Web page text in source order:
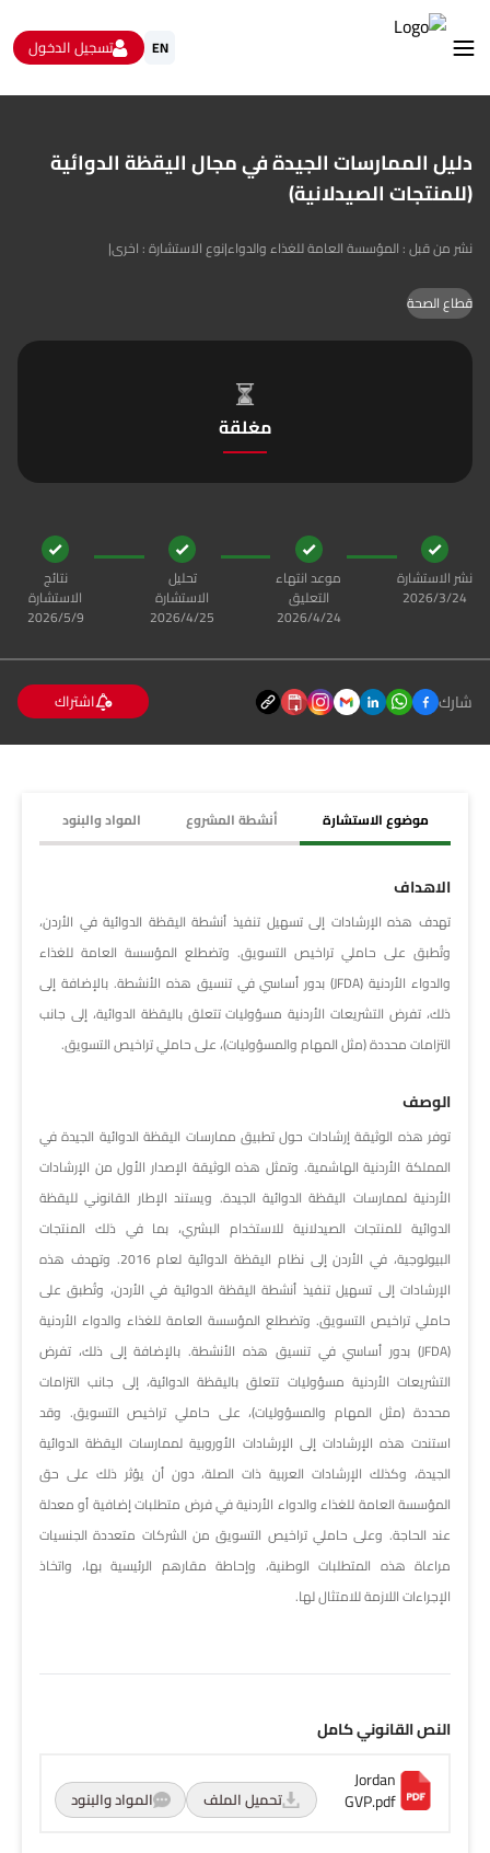
EN تسجيل الدخول
الاستبيانات و استطلاعات الرأي
البيانات المفتوحة
من نحن
دليل الممارسات الجيدة في مجال اليقظة الدوائية
(للمنتجات الصيدلانية)
نشر من قبل : المؤسسة العامة للغذاء والدواء|نوع الاستشارة : اخرى|
قطاع الصحة
مغلقة
نشر الاستشارة
24‏‏/3‏‏/2026
موعد انتهاء
التعليق
24‏‏/4‏‏/2026
تحليل
الاستشارة
25‏‏/4‏‏/2026
نتائج
الاستشارة
9‏‏/5‏‏/2026
شارك اشتراك
موضوع الاستشارة أنشطة المشروع المواد والبنود
الاهداف
تهدف هذه الإرشادات إلى تسهيل تنفيذ أنشطة اليقظة الدوائية في الأردن،
وتُطبق على حاملي تراخيص التسويق. وتضطلع المؤسسة العامة للغذاء
والدواء الأردنية (JFDA) بدور أساسي في تنسيق هذه الأنشطة. بالإضافة إلى
ذلك، تفرض التشريعات الأردنية مسؤوليات تتعلق باليقظة الدوائية، إلى جانب
التزامات محددة (مثل المهام والمسؤوليات)، على حاملي تراخيص التسويق.
الوصف
توفر هذه الوثيقة إرشادات حول تطبيق ممارسات اليقظة الدوائية الجيدة في
المملكة الأردنية الهاشمية. وتمثل هذه الوثيقة الإصدار الأول من الإرشادات
الأردنية لممارسات اليقظة الدوائية الجيدة. ويستند الإطار القانوني لليقظة
الدوائية للمنتجات الصيدلانية للاستخدام البشري، بما في ذلك المنتجات
البيولوجية، في الأردن إلى نظام اليقظة الدوائية لعام 2016. وتهدف هذه
الإرشادات إلى تسهيل تنفيذ أنشطة اليقظة الدوائية في الأردن، وتُطبق على
حاملي تراخيص التسويق. وتضطلع المؤسسة العامة للغذاء والدواء الأردنية
(JFDA) بدور أساسي في تنسيق هذه الأنشطة. بالإضافة إلى ذلك، تفرض
التشريعات الأردنية مسؤوليات تتعلق باليقظة الدوائية، إلى جانب التزامات
محددة (مثل المهام والمسؤوليات)، على حاملي تراخيص التسويق. وقد
استندت هذه الإرشادات إلى الإرشادات الأوروبية لممارسات اليقظة الدوائية
الجيدة، وكذلك الإرشادات العربية ذات الصلة، دون أن يؤثر ذلك على حق
المؤسسة العامة للغذاء والدواء الأردنية في فرض متطلبات إضافية أو معدلة
عند الحاجة. وعلى حاملي تراخيص التسويق من الشركات متعددة الجنسيات
مراعاة هذه المتطلبات الوطنية، وإحاطة مقارهم الرئيسية بها، واتخاذ
الإجراءات اللازمة للامتثال لها.
النص القانوني كامل
Jordan
GVP.pdf تحميل الملف المواد والبنود